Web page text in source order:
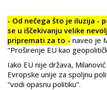
- Od nečega što je iluzija -
se u iščekivanju velike
pripremati za to - naveo je
"Proširenje EU kao
Iako EU nije država,
Evropske unije za spoljnu
"vodi opasnu politiku".